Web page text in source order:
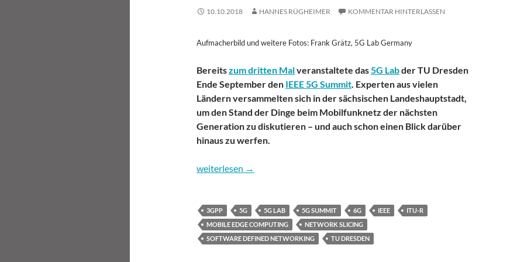
10.10.2018 HANNES RÜGHEIMER KOMMENTAR HINTERLASSEN
Aufmacherbild und weitere Fotos: Frank Grätz, 5G Lab Germany
Bereitszum dritten Malveranstaltete das5G Labder TU Dresden
Ende September den IEEE 5G Summit. Experten aus vielen
Ländern versammelten sich in der sächsischen Landeshauptstadt,
um den Stand der Dinge beim Mobilfunknetz der nächsten
Generation zu diskutieren – und auch schon einen Blick darüber
hinaus zu werfen.
Auf der Zielgeraden zu 5G – so geht es weiter mit dem Mobilfunk der nächsten
weiterlesen →
3GPP 5G 5G LAB 5G SUMMIT 6G IEEE
ITU-R
MOBILE EDGE COMPUTING
NETWORK SLICING
SOFTWARE DEFINED NETWORKING
TU DRESDEN